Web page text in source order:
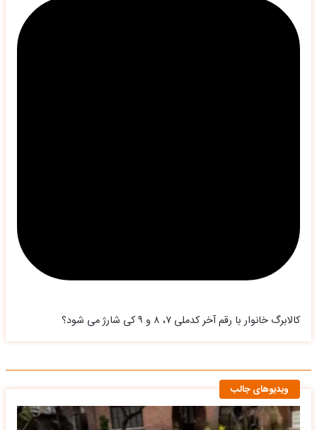
کالابرگ خانوار با رقم آخر کدملی ۷، ۸ و ۹ کی شارژ می شود؟
ویدیوهای جالب